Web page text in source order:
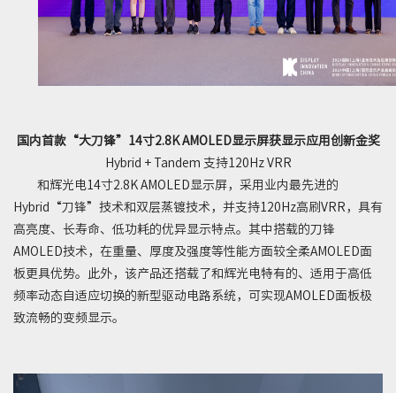
国内首款“大刀锋”14寸2.8K AMOLED显示屏获显示应用创新金奖
Hybrid + Tandem 支持120Hz VRR
和辉光电14寸2.8K AMOLED显示屏，采用业内最先进的
Hybrid“刀锋”技术和双层蒸镀技术，并支持120Hz高刷VRR，具有
高亮度、长寿命、低功耗的优异显示特点。其中搭载的刀锋
AMOLED技术，在重量、厚度及强度等性能方面较全柔AMOLED面
板更具优势。此外，该产品还搭载了和辉光电特有的、适用于高低
频率动态自适应切换的新型驱动电路系统，可实现AMOLED面板极
致流畅的变频显示。